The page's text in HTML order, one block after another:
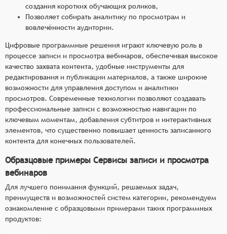
создания коротких обучающих роликов,
Позволяет собирать аналитику по просмотрам и
вовлечённости аудитории.
Цифровые программные решения играют ключевую роль в
процессе записи и просмотра вебинаров, обеспечивая высокое
качество захвата контента, удобные инструменты для
редактирования и публикации материалов, а также широкие
возможности для управления доступом и аналитики
просмотров. Современные технологии позволяют создавать
профессиональные записи с возможностью навигации по
ключевым моментам, добавления субтитров и интерактивных
элементов, что существенно повышает ценность записанного
контента для конечных пользователей.
Образцовые примеры Сервисы записи и просмотра
вебинаров
Для лучшего понимания функций, решаемых задач,
преимуществ и возможностей систем категории, рекомендуем
ознакомление с образцовыми примерами таких программных
продуктов: